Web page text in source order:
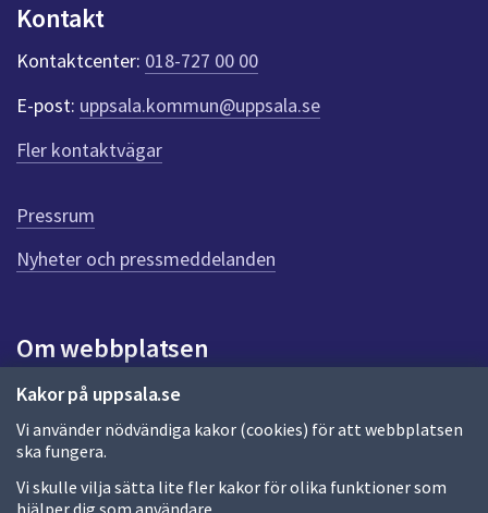
Kakor på uppsala.se
Vi använder nödvändiga kakor (cookies) för att webbplatsen
ska fungera.
Vi skulle vilja sätta lite fler kakor för olika funktioner som
hjälper dig som användare.
k
t
e
r
f
ö
r
e
n
n
a
d
a
Kontakt
Kontaktcenter: 018-727 00 00
E-post: uppsala.kommun@uppsala.se
Fler kontaktvägar
Pressrum
Nyheter och pressmeddelanden
Om webbplatsen
Om webbplatsen
Allmänna handlingar och diarium
Behandling av personuppgifter